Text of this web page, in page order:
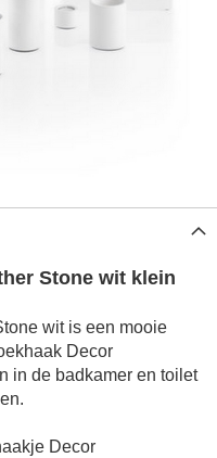
Stone wit klein
wit is een mooie
Decor
in de badkamer en toilet
Decor